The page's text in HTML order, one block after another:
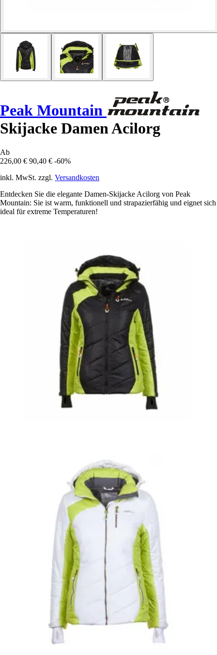
Peak Mountain
Skijacke Damen Acilorg
Ab
226,00 € 90,40 € -60%
inkl. MwSt. zzgl. Versandkosten
Entdecken Sie die elegante Damen-Skijacke Acilorg von Peak
Mountain: Sie ist warm, funktionell und strapazierfähig und eignet sich
ideal für extreme Temperaturen!